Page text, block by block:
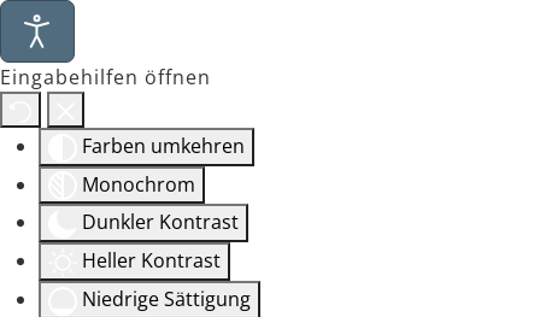
Eingabehilfen öffnen
Farben umkehren
Monochrom
Dunkler Kontrast
Heller Kontrast
Niedrige Sättigung